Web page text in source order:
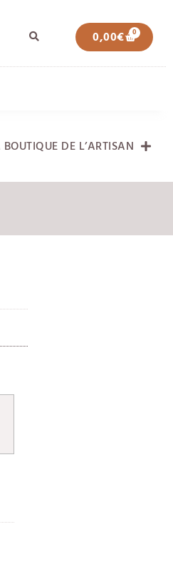
0,00€ 0
DE L’ARTISAN